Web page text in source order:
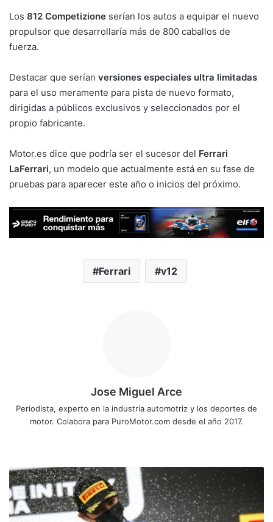
Los 812 Competizione serían los autos a equipar el nuevo
propulsor que desarrollaría más de 800 caballos de
fuerza.
Destacar que serían versiones especiales ultra limitadas
para el uso meramente para pista de nuevo formato,
dirigidas a públicos exclusivos y seleccionados por el
propio fabricante.
Motor.es dice que podría ser el sucesor del Ferrari
LaFerrari, un modelo que actualmente está en su fase de
pruebas para aparecer este año o inicios del próximo.
Ferrari v12
Jose Miguel Arce
Periodista, experto en la industria automotriz y los deportes de
motor. Colabora para PuroMotor.com desde el año 2017.
Lando
Norris
renueva
contrato